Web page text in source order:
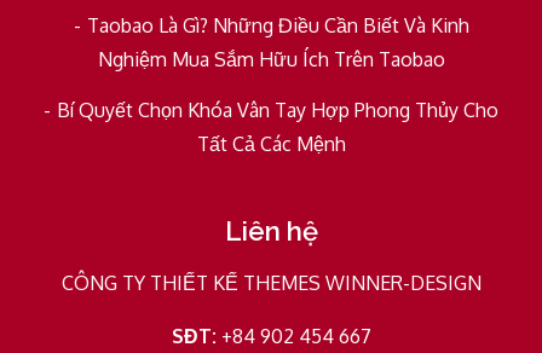
Taobao Là Gì? Những Điều Cần Biết Và Kinh
Nghiệm Mua Sắm Hữu Ích Trên Taobao
Bí Quyết Chọn Khóa Vân Tay Hợp Phong Thủy Cho
Tất Cả Các Mệnh
Liên hệ
CÔNG TY THIẾT KẾ THEMES WINNER-DESIGN
SĐT: +84 902 454 667